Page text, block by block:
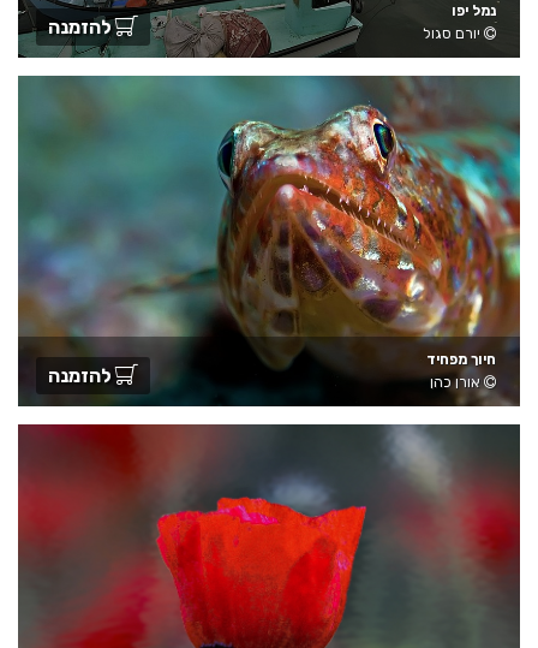
נמל יפו
יורם סגול
להזמנה
חיוך מפחיד
אורן כהן
להזמנה